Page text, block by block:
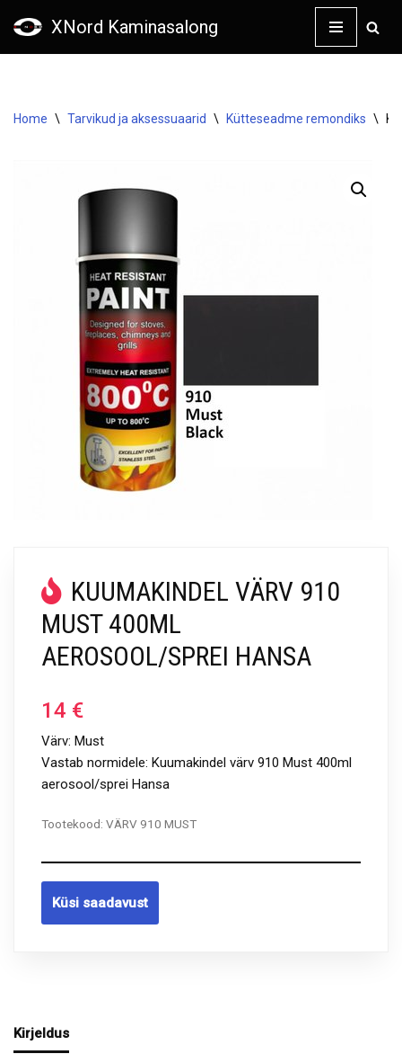
XNord Kaminasalong
Home \ Tarvikud ja aksessuaarid \ Kütteseadme remondiks \
KUUMAKINDEL VÄRV 910
MUST 400ML
AEROSOOL/SPREI HANSA
14 €
Värv: Must
Vastab normidele: Kuumakindel värv 910 Must 400ml
aerosool/sprei Hansa
Tootekood: VÄRV 910 MUST
Küsi saadavust
Kirjeldus